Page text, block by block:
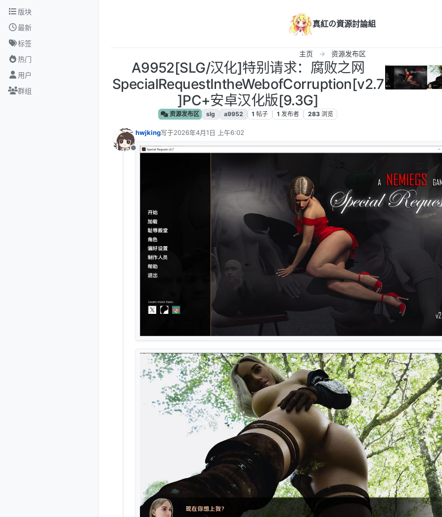
跳转至内容
版块
最新
标签
热门
用户
群组
真紅の資源討論組
主页 资源发布区
A9952[SLG/汉化]特别请求：腐败之网
SpecialRequestIntheWebofCorruption[v2.7
]PC+安卓汉化版[9.3G]
资源发布区 slg a9952 1 帖子 1 发布者 283 浏览
离线
hwjking写于2026年4月1日 上午6:02
最后由 编辑